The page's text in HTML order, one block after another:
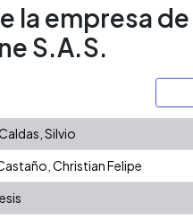
la empresa
S.A.S.
Silvio
Christian Felipe